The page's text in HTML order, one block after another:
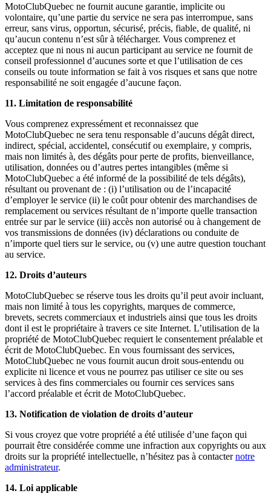
MotoClubQuebec ne fournit aucune garantie, implicite ou
volontaire, qu’une partie du service ne sera pas interrompue, sans
erreur, sans virus, opportun, sécurisé, précis, fiable, de qualité, ni
qu’aucun contenu n’est sûr à télécharger. Vous comprenez et
acceptez que ni nous ni aucun participant au service ne fournit de
conseil professionnel d’aucunes sorte et que l’utilisation de ces
conseils ou toute information se fait à vos risques et sans que notre
responsabilité ne soit engagée d’aucune façon.
11. Limitation de responsabilité
Vous comprenez expressément et reconnaissez que
MotoClubQuebec ne sera tenu responsable d’aucuns dégât direct,
indirect, spécial, accidentel, consécutif ou exemplaire, y compris,
mais non limités à, des dégâts pour perte de profits, bienveillance,
utilisation, données ou d’autres pertes intangibles (même si
MotoClubQuebec a été informé de la possibilité de tels dégâts),
résultant ou provenant de : (i) l’utilisation ou de l’incapacité
d’employer le service (ii) le coût pour obtenir des marchandises de
remplacement ou services résultant de n’importe quelle transaction
entrée sur par le service (iii) accès non autorisé ou à changement de
vos transmissions de données (iv) déclarations ou conduite de
n’importe quel tiers sur le service, ou (v) une autre question touchant
au service.
12. Droits d’auteurs
MotoClubQuebec se réserve tous les droits qu’il peut avoir incluant,
mais non limité à tous les copyrights, marques de commerce,
brevets, secrets commerciaux et industriels ainsi que tous les droits
dont il est le propriétaire à travers ce site Internet. L’utilisation de la
propriété de MotoClubQuebec requiert le consentement préalable et
écrit de MotoClubQuebec. En vous fournissant des services,
MotoClubQuebec ne vous fournit aucun droit sous-entendu ou
explicite ni licence et vous ne pourrez pas utiliser ce site ou ses
services à des fins commerciales ou fournir ces services sans
l’accord préalable et écrit de MotoClubQuebec.
13. Notification de violation de droits d’auteur
Si vous croyez que votre propriété a été utilisée d’une façon qui
pourrait être considérée comme une infraction aux copyrights ou aux
droits sur la propriété intellectuelle, n’hésitez pas à contacternotre
administrateur.
14. Loi applicable